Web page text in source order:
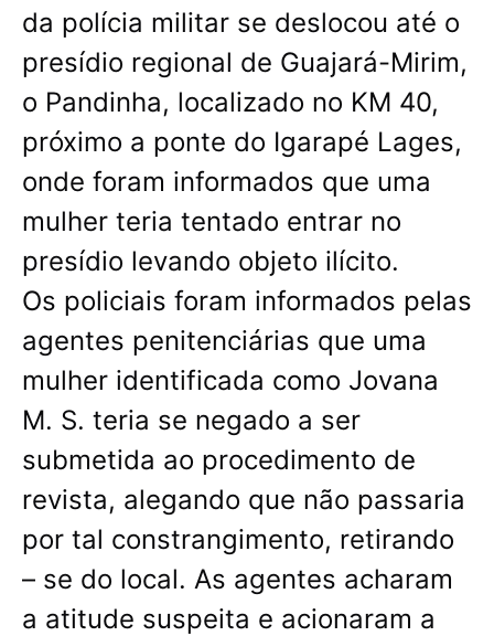
da polícia militar se deslocou até o
presídio regional de Guajará-Mirim,
o Pandinha, localizado no KM 40,
próximo a ponte do Igarapé Lages,
onde foram informados que uma
mulher teria tentado entrar no
presídio levando objeto ilícito.
Os policiais foram informados pelas
agentes penitenciárias que uma
mulher identificada como Jovana
M. S. teria se negado a ser
submetida ao procedimento de
revista, alegando que não passaria
por tal constrangimento, retirando
– se do local. As agentes acharam
a atitude suspeita e acionaram a